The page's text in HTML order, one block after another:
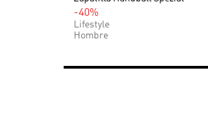
-40%
Lifestyle
Hombre